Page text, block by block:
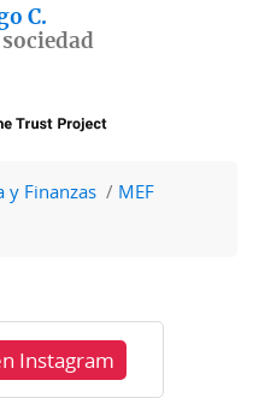
C.
y Finanzas
MEF
Instagram